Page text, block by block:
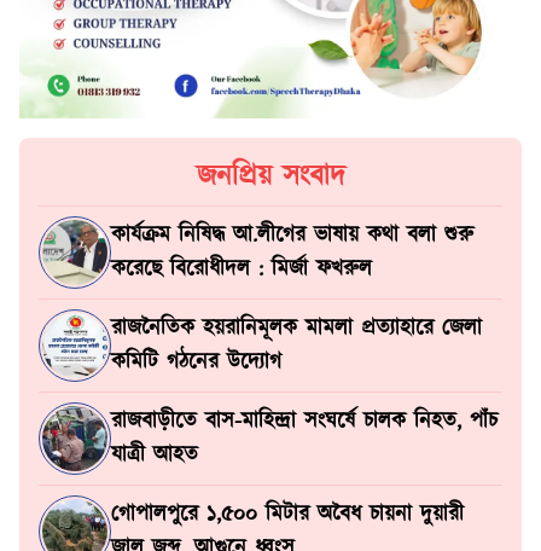
জনপ্রিয় সংবাদ
কার্যক্রম নিষিদ্ধ আ.লীগের ভাষায় কথা বলা শুরু
করেছে বিরোধীদল : মির্জা ফখরুল
রাজনৈতিক হয়রানিমূলক মামলা প্রত্যাহারে জেলা
কমিটি গঠনের উদ্যোগ
রাজবাড়ীতে বাস-মাহিন্দ্রা সংঘর্ষে চালক নিহত, পাঁচ
যাত্রী আহত
গোপালপুরে ১,৫০০ মিটার অবৈধ চায়না দুয়ারী